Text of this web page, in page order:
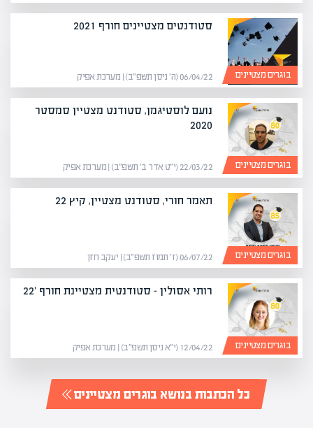
בוגרים מצטיינים
סטודנטים מצטיינים חורף 2021
06/04/22 (ה׳ ניסן תשפ״ב) | מערכת אפיק
בוגרים מצטיינים
נועם לוסטיגמן, סטודנט מצטיין סמסטר
2020
22/03/22 (י״ט אדר ב׳ תשפ״ב) | מערכת אפיק
בוגרים מצטיינים
תאמר חורי, סטודנט מצטיין, קיץ 22
06/07/22 (ז׳ תמוז תשפ״ב) | יעקב חזן
בוגרים מצטיינים
רותי אסולין – סטודנטית מצטיינת חורף '22
12/04/22 (י״א ניסן תשפ״ב) | מערכת אפיק
כל הכתבות בנושא בוגרים מצטיינים